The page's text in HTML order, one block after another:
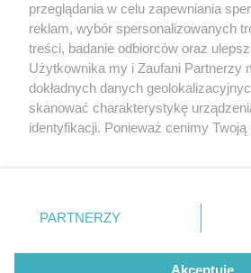
1 / 0
Nie zapomnij
zapoznać się z:
polityką prywatności regulamin
Twojemiasto
Piekary Śląskie
Chorzów
Tarnowskie Góry
Gliwice
Kontakt
Pogoda
przeglądania w celu zapewniania
reklam, wybór spersonalizowanych
treści, badanie odbiorców oraz
Użytkownika my i Zaufani Partnerzy
dokładnych danych
skanować charakterystykę
identyfikacji. Ponieważ cenimy
prywatności znajdujący się w lewym
. Niektóre rodzaje przetwarzania
zgody użytkownika, ale masz prawo
takiemu przetwarzaniu. Preferencje
PARTNERZY
Akceptuję